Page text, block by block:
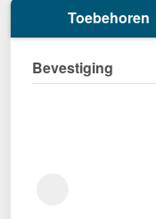
Toebehoren
Bevestiging